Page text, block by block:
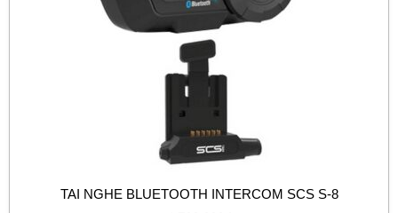
TAI NGHE BLUETOOTH INTERCOM SCS S-8